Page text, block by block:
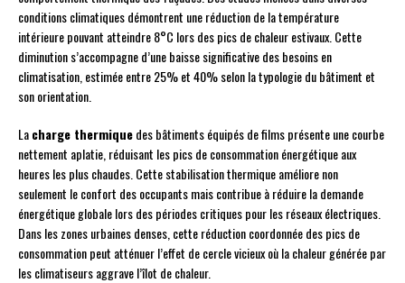
conditions climatiques démontrent une réduction de la température
intérieure pouvant atteindre 8°C lors des pics de chaleur estivaux. Cette
diminution s’accompagne d’une baisse significative des besoins en
climatisation, estimée entre 25% et 40% selon la typologie du bâtiment et
son orientation.
Lacharge thermiquedes bâtiments équipés de films présente une courbe
nettement aplatie, réduisant les pics de consommation énergétique aux
heures les plus chaudes. Cette stabilisation thermique améliore non
seulement le confort des occupants mais contribue à réduire la demande
énergétique globale lors des périodes critiques pour les réseaux électriques.
Dans les zones urbaines denses, cette réduction coordonnée des pics de
consommation peut atténuer l’effet de cercle vicieux où la chaleur générée par
les climatiseurs aggrave l’îlot de chaleur.